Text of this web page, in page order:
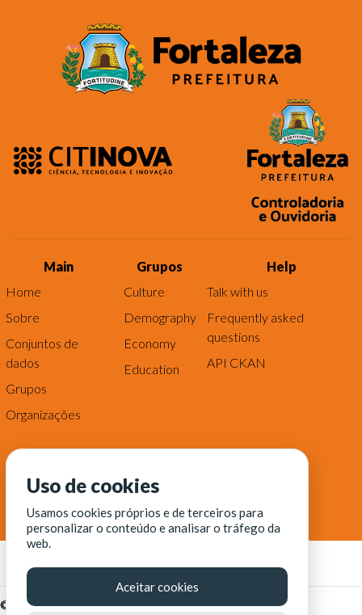
Main
Home
Sobre
Conjuntos de
dados
Grupos
Organizações
Grupos
Culture
Demography
Economy
Education
Help
Talk with us
Frequently asked
questions
API CKAN
© Fortaleza Digital || CITINOVA - Fundação de Ciência,
Uso de cookies
Usamos cookies próprios e de terceiros para
personalizar o conteúdo e analisar o tráfego da
web.
Aceitar cookies